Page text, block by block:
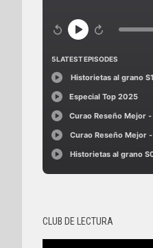
CLUB DE LECTURA